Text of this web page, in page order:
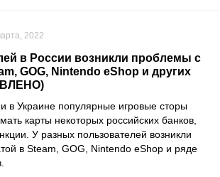
2022
в России возникли проблемы с
GOG, Nintendo eShop и других
в Украине популярные игровые сторы
карты некоторых российских банков,
У разных пользователей возникли
в Steam, GOG, Nintendo eShop и ряде